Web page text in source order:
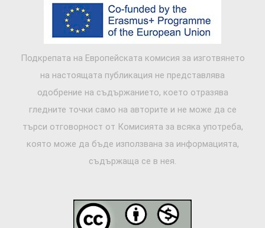
Подкрепата на Европейската комисия за изготвянето
на настоящата публикация не представлява
одобрение на съдържанието, което отразява
гледните точки само на авторите и не може да се
търси отговорност от Комисията за всяка употреба,
която може да бъде използвана за информацията,
съдържаща се в нея.